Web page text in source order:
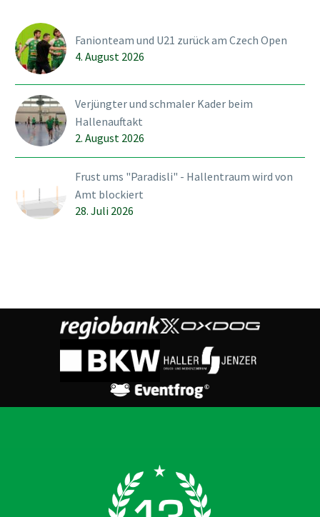
Fanionteam und U21 zurück am Czech Open
4. August 2026
Verjüngter und schmaler Kader beim
Hallenauftakt
2. August 2026
Frust ums "Paradisli" - Hallentraum wird von
Amt blockiert
28. Juli 2026